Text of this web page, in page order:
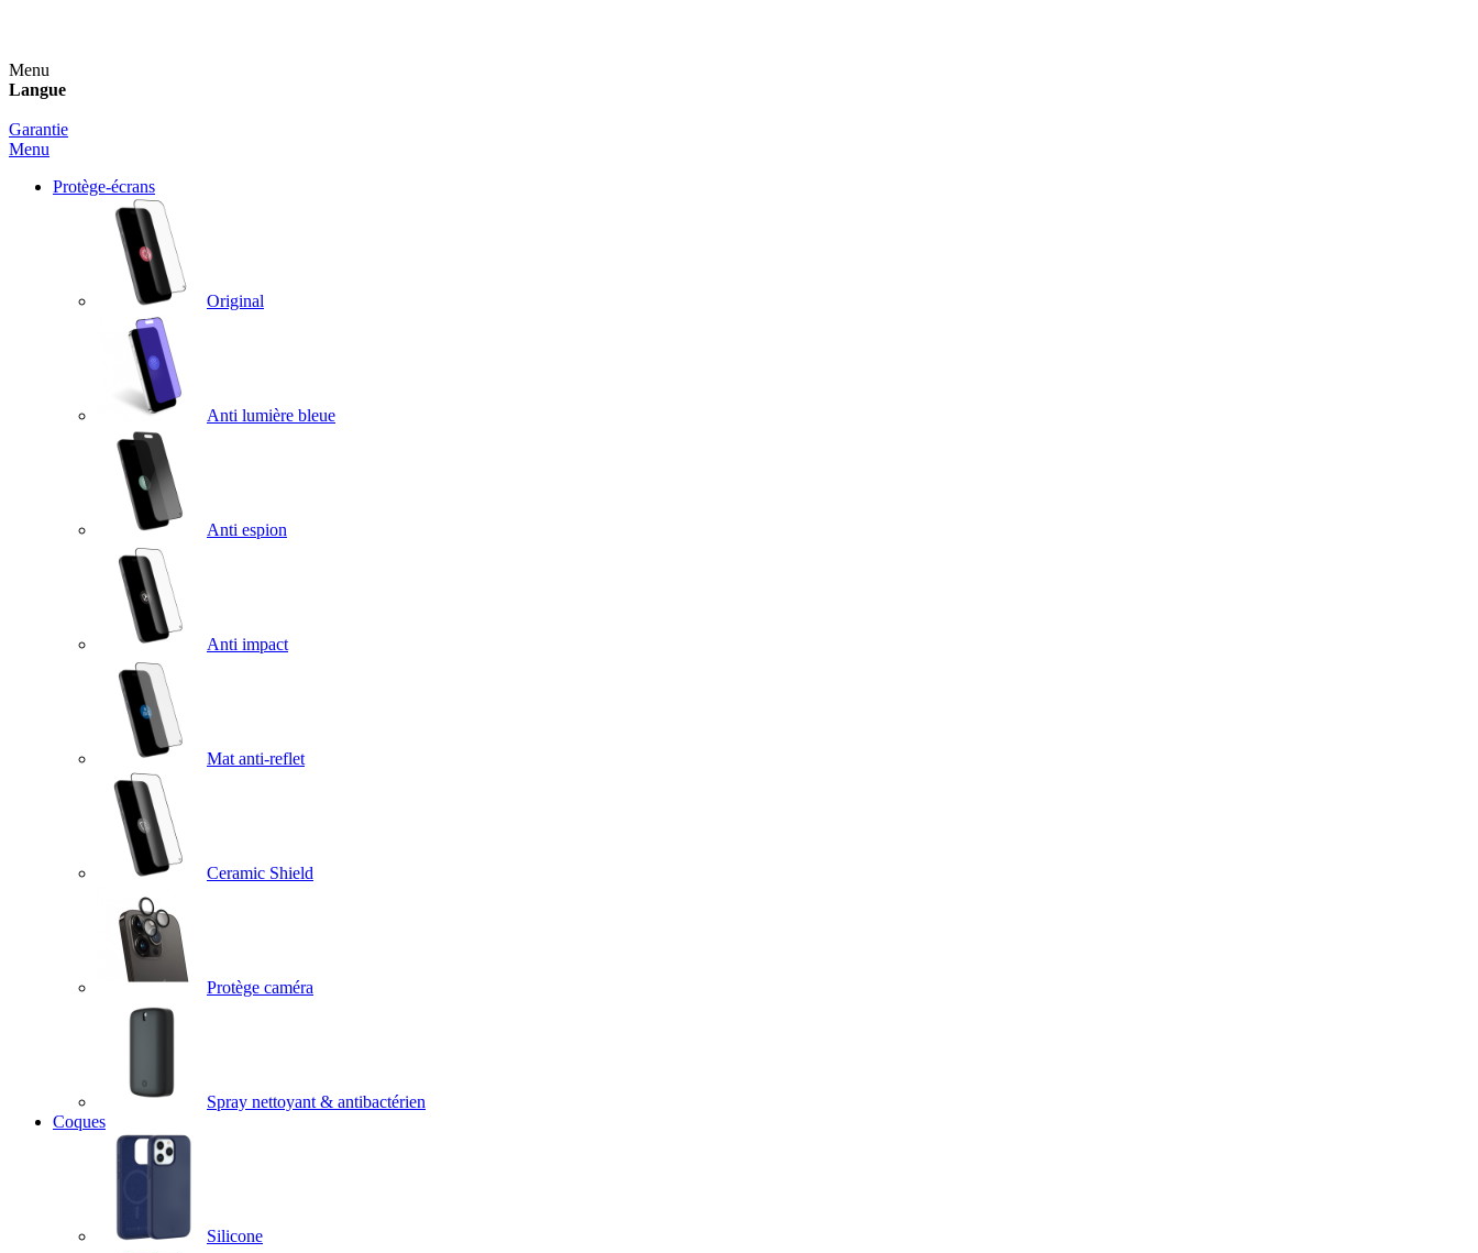
Menu
Langue
Garantie
Menu
Protège-écrans
Original
Anti lumière bleue
Anti espion
Anti impact
Mat anti-reflet
Ceramic Shield
Protège caméra
Spray nettoyant & antibactérien
Coques
Silicone